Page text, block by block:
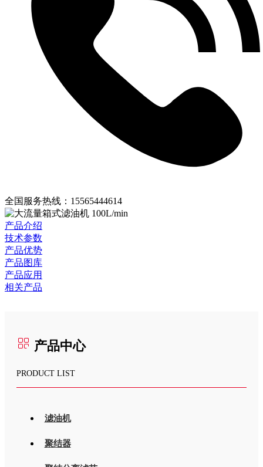
全国服务热线： 15565444614
产品介绍
技术参数
产品优势
产品图库
产品应用
相关产品
产品中心
PRODUCT LIST
滤油机
聚结器